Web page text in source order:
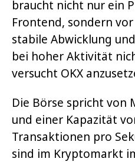
braucht nicht nur ein
Frontend, sondern
stabile Abwicklung
bei hoher Aktivität
versucht OKX
Die Börse spricht von
und einer Kapazität
Transaktionen pro
sind im Kryptomarkt